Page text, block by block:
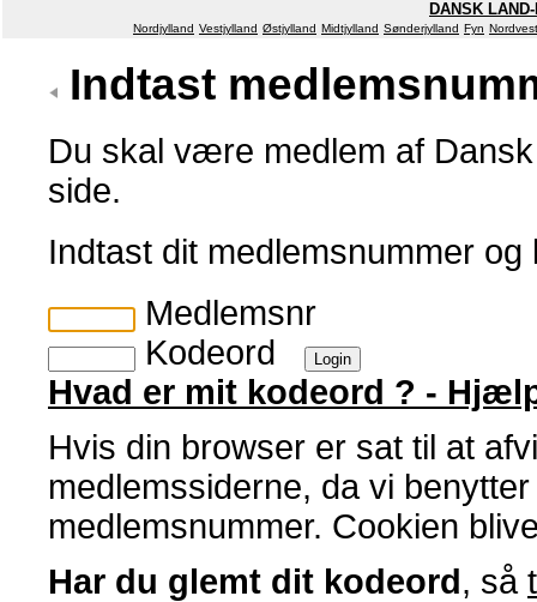
DANSK
Nordjylland Vestjylland Østjylland Midtjylland Sønderjylland Fyn
Indtast
Du skal være medlem af
side.
Indtast dit medlemsnummer og
Medlemsnr
Kodeord
Hvad er mit kodeord ? -
Hvis din browser er sat til at
medlemssiderne, da vi
medlemsnummer. Cookien
Har du glemt dit kodeord, så